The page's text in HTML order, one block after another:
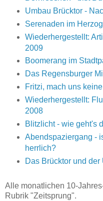
Umbau Brücktor -
Serenaden im
Wiederhergestellt:
2009
Boomerang im
Das Regensburger
Fritzi, mach uns
Wiederhergestellt:
2008
Blitzlicht - wie geht's
Abendspaziergang -
herrlich?
Das Brücktor und der
Alle monatlichen 10-
Rubrik "Zeitsprung".